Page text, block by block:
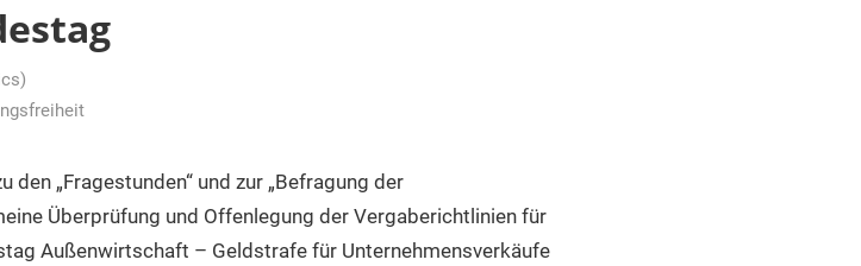
„Fragestunden“ und zur „Befragung der
Überprüfung und Offenlegung der Vergaberichtlinien für
Außenwirtschaft – Geldstrafe für Unternehmensverkäufe